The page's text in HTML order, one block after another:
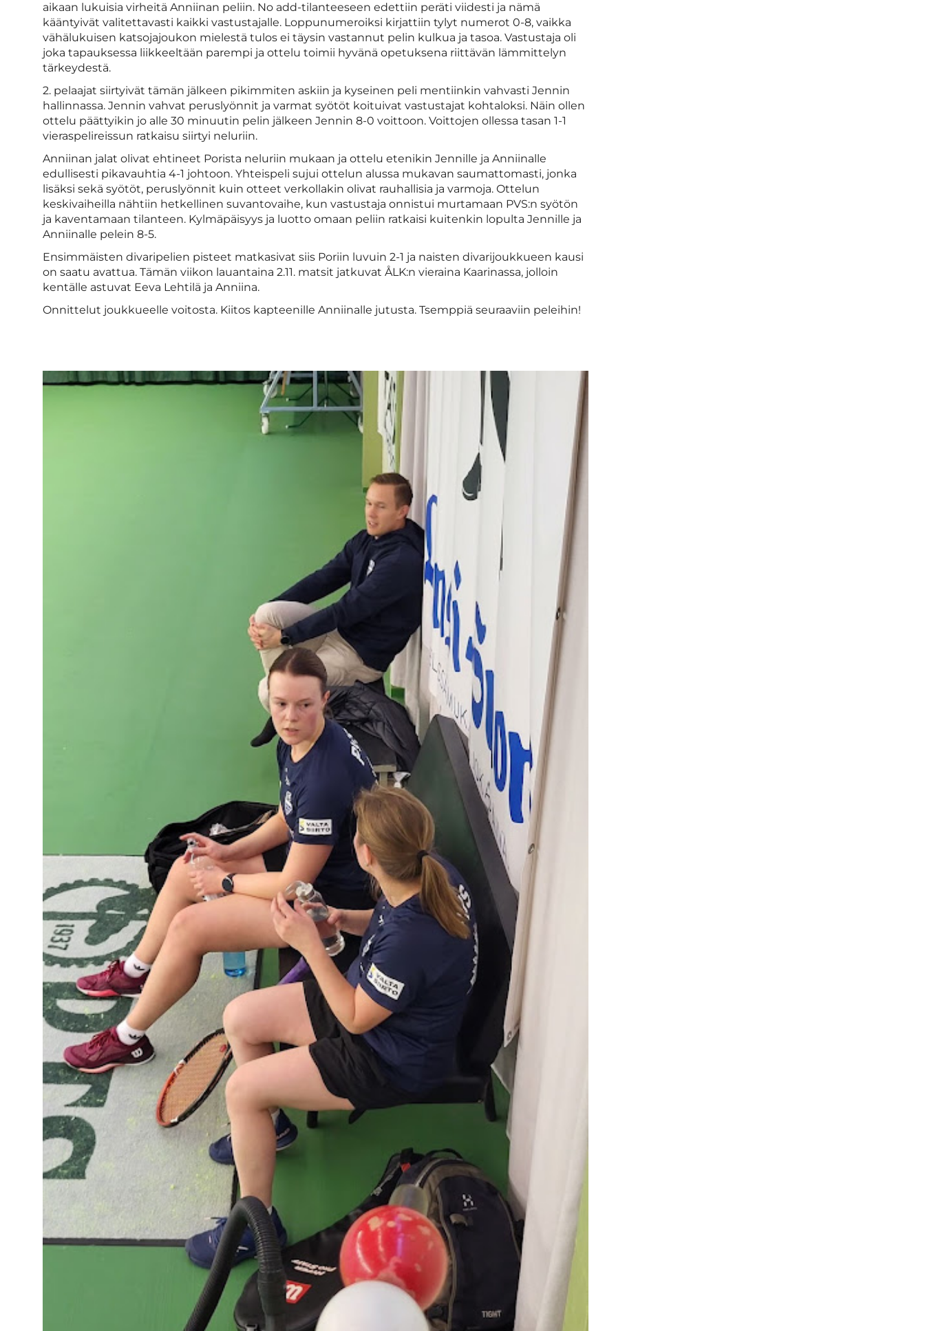
aikaan lukuisia virheitä Anniinan peliin. No add-tilanteeseen edettiin peräti viidesti ja nämä
kääntyivät valitettavasti kaikki vastustajalle. Loppunumeroiksi kirjattiin tylyt numerot 0-8, vaikka
vähälukuisen katsojajoukon mielestä tulos ei täysin vastannut pelin kulkua ja tasoa. Vastustaja oli
joka tapauksessa liikkeeltään parempi ja ottelu toimii hyvänä opetuksena riittävän lämmittelyn
tärkeydestä.
2. pelaajat siirtyivät tämän jälkeen pikimmiten askiin ja kyseinen peli mentiinkin vahvasti Jennin
hallinnassa. Jennin vahvat peruslyönnit ja varmat syötöt koituivat vastustajat kohtaloksi. Näin ollen
ottelu päättyikin jo alle 30 minuutin pelin jälkeen Jennin 8-0 voittoon. Voittojen ollessa tasan 1-1
vieraspelireissun ratkaisu siirtyi neluriin.
Anniinan jalat olivat ehtineet Porista neluriin mukaan ja ottelu etenikin Jennille ja Anniinalle
edullisesti pikavauhtia 4-1 johtoon. Yhteispeli sujui ottelun alussa mukavan saumattomasti, jonka
lisäksi sekä syötöt, peruslyönnit kuin otteet verkollakin olivat rauhallisia ja varmoja. Ottelun
keskivaiheilla nähtiin hetkellinen suvantovaihe, kun vastustaja onnistui murtamaan PVS:n syötön
ja kaventamaan tilanteen. Kylmäpäisyys ja luotto omaan peliin ratkaisi kuitenkin lopulta Jennille ja
Anniinalle pelein 8-5.
Ensimmäisten divaripelien pisteet matkasivat siis Poriin luvuin 2-1 ja naisten divarijoukkueen kausi
on saatu avattua. Tämän viikon lauantaina 2.11. matsit jatkuvat ÅLK:n vieraina Kaarinassa, jolloin
kentälle astuvat Eeva Lehtilä ja Anniina.
Onnittelut joukkueelle voitosta. Kiitos kapteenille Anniinalle jutusta. Tsemppiä seuraaviin peleihin!